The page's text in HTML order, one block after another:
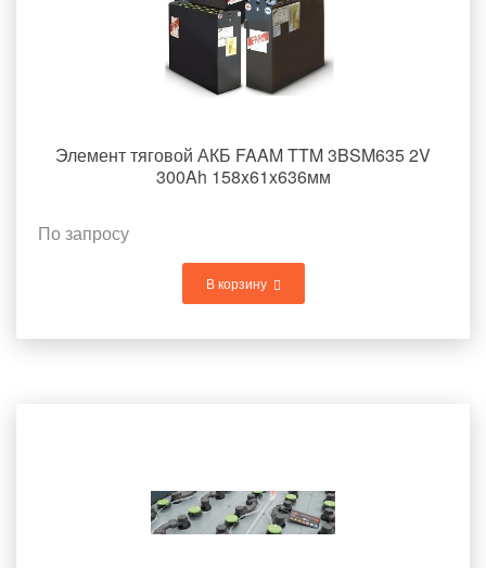
Элемент тяговой АКБ FAAM TTM 3BSM635 2V
300Ah 158x61x636мм
По запросу
В корзину